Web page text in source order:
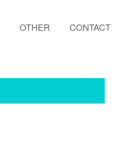
OTHER CONTACT